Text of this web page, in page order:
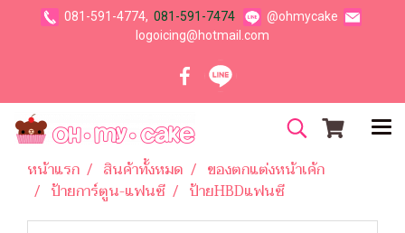
081-591-4774, 081-591-7474
@ohmycake
logoicing@hotmail.com
หน้าแรก สินค้าทั้งหมด
ของตกแต่งหน้าเค้ก
ป้ายการ์ตูน-แฟนซี
ป้ายHBDแฟนซี